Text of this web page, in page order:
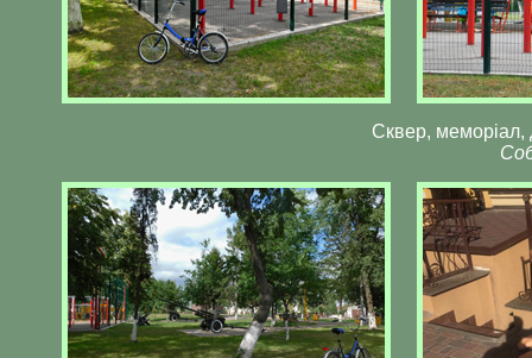
Сквер, меморіал,